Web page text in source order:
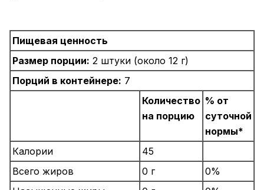
Пищевая ценность
Размер порции: 2 штуки (около 12 г)
Порций в контейнере: 7
Количество
на порцию
% от
суточной
нормы*
Калории
45
Всего жиров
0 г
0%